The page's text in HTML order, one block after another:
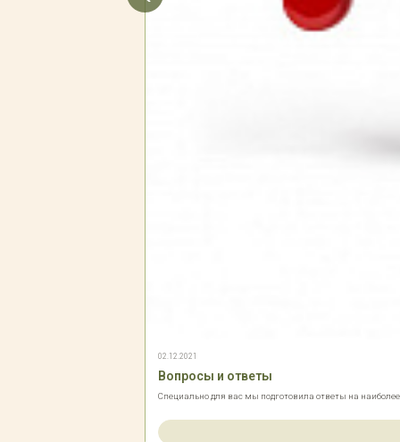
02.12.2021
Вопросы и ответы
Специально для вас мы подготовила ответы на